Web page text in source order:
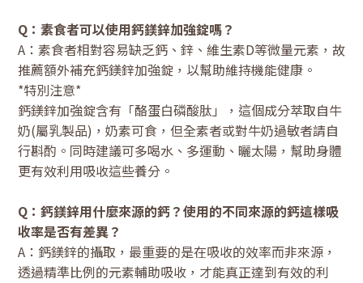
Q：素食者可以使用鈣鎂鋅加強錠嗎？
A：素食者相對容易缺乏鈣、鋅、維生素D等微量元素，故
推薦額外補充鈣鎂鋅加強錠，以幫助維持機能健康。
*特別注意*
鈣鎂鋅加強錠含有「酪蛋白磷酸肽」，這個成分萃取自牛
奶(屬乳製品)，奶素可食，但全素者或對牛奶過敏者請自
行斟酌。同時建議可多喝水、多運動、曬太陽，幫助身體
更有效利用吸收這些養分。
Q：鈣鎂鋅用什麼來源的鈣？使用的不同來源的鈣這樣吸
收率是否有差異？
A：鈣鎂鋅的攝取，最重要的是在吸收的效率而非來源，
透過精準比例的元素輔助吸收，才能真正達到有效的利